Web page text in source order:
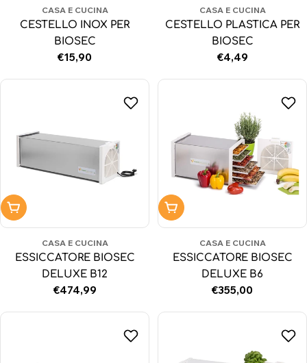
CASA E CUCINA
CESTELLO INOX PER
BIOSEC
Prezzo
€15,90
CASA E CUCINA
CESTELLO PLASTICA PER
BIOSEC
Prezzo
€4,49
Aggiungi al carrello
CASA E CUCINA
ESSICCATORE BIOSEC
DELUXE B12
Prezzo
€474,99
Aggiungi al carrello
CASA E CUCINA
ESSICCATORE BIOSEC
DELUXE B6
Prezzo
€355,00